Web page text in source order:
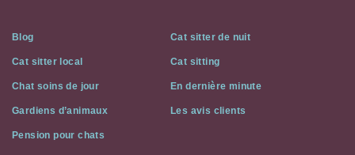
Blog Cat sitter de nuit
Cat sitter local Cat sitting
Chat soins de jour En dernière minute
Gardiens d’animaux Les avis clients
Pension pour chats